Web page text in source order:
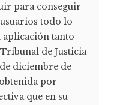
para conseguir
todo lo
aplicación tanto
de Justicia
diciembre de
por
que en su